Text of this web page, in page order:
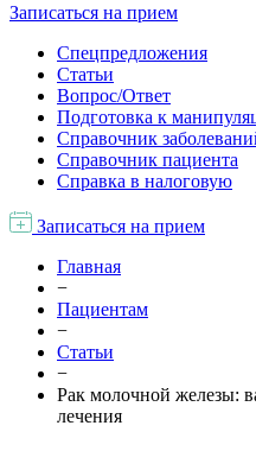
Записаться на прием
Спецпредложения
Статьи
Вопрос/Ответ
Подготовка к
Справочник
Справочник пациента
Справка в налоговую
Записаться на прием
Главная
−
Пациентам
−
Статьи
−
Рак молочной железы:
лечения